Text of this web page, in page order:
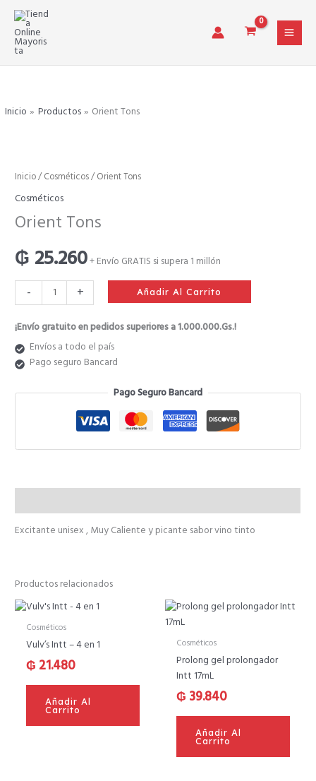
contenido
Inicio Productos Orient Tons
Inicio/Cosméticos/ Orient Tons
Cosméticos
Orient Tons
₲ 25.260+ Envío GRATIS si supera 1 millón
-
Orient
Tons
+ Añadir Al Carrito
¡Envío gratuito en pedidos superiores a 1.000.000.Gs.!
Envíos a todo el país
Pago seguro Bancard
Pago Seguro Bancard
Excitante unisex , Muy Caliente y picante sabor vino tinto
Productos relacionados
Cosméticos
Vulv’s Intt – 4 en 1
₲ 21.480
Añadir Al
Carrito
Cosméticos
Prolong gel prolongador
Intt 17mL
₲ 39.840
Añadir Al
Carrito